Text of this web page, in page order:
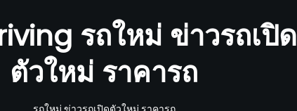
รถใหม่ ข่าวรถเปิด
ตัวใหม่ ราคารถ
รถใหม่ ข่าวรถเปิดตัวใหม่ ราคารถ